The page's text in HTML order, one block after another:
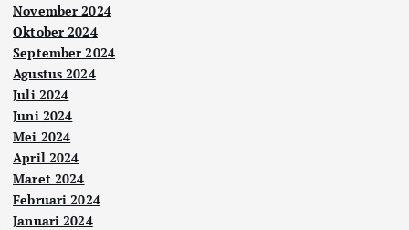
November 2024
Oktober 2024
September 2024
Agustus 2024
Juli 2024
Juni 2024
Mei 2024
April 2024
Maret 2024
Februari 2024
Januari 2024